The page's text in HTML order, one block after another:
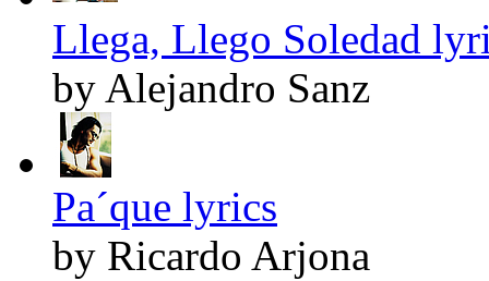
Llega, Llego Soledad
by Alejandro Sanz
Pa´que lyrics
by Ricardo Arjona